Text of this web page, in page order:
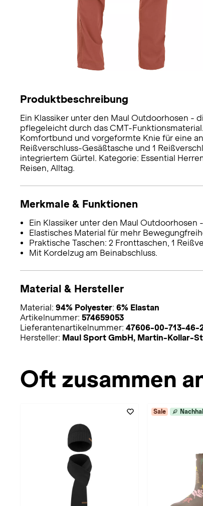
Produktbeschreibung
Ein Klassiker unter den Maul Outdoorhosen -
pflegeleicht durch das CMT-
Komfortbund und vorgeformte Knie für eine
Reißverschluss-Gesäßtasche und 1
integriertem Gürtel. Kategorie: Essential
Reisen, Alltag.
Merkmale & Funktionen
Ein Klassiker unter den Maul Outdoorhosen
Elastisches Material für mehr
Praktische Taschen: 2 Fronttaschen, 1
Mit Kordelzug am Beinabschluss.
Material & Hersteller
Material: 94% Polyester: 6% Elastan
Artikelnummer: 574659053
Lieferantenartikelnummer: 47606-00-713-46-
Hersteller: Maul Sport GmbH, Martin-Kollar-
Oft zusammen
Sale